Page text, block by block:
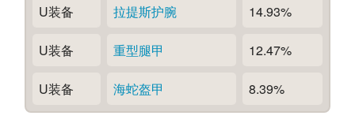
U装备 拉提斯护腕 14.93%
U装备 重型腿甲 12.47%
U装备 海蛇盔甲 8.39%